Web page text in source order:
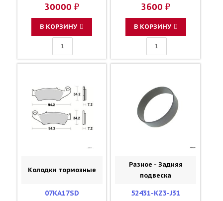
30000 ₽
В КОРЗИНУ
43082-0201 43082-0221
69100-28820 1C3-
W0046-50-00 1C3-
3600 ₽
В КОРЗИНУ
Колодки тормозные
07KA17SD
Разное - Задняя
подвеска
52431-KZ3-J31